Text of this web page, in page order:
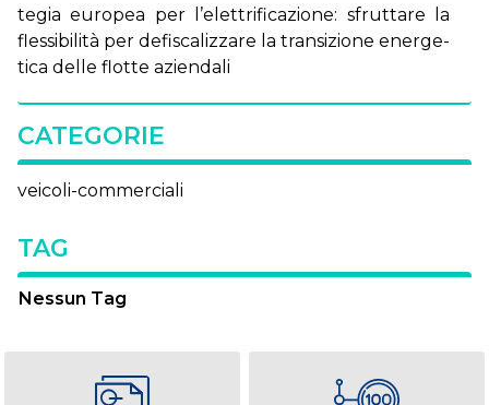
te­gia eu­ro­pea per l’e­let­tri­fi­ca­zio­ne: sfrut­ta­re la
fles­si­bi­li­tà per de­fi­sca­liz­za­re la tran­si­zio­ne ener­ge­
ti­ca del­le flot­te azien­da­li
CATEGORIE
veicoli-commerciali
TAG
Nessun Tag